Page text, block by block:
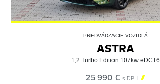
PREDVÁDZACIE VOZIDLÁ
ASTRA
1,2 Turbo Edition 107kw eDCT6
25 990 € s DPH 